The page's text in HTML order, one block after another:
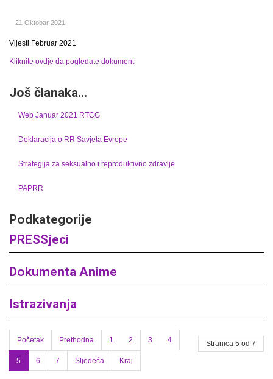
21 Oktobar 2021
Vijesti Februar 2021
Kliknite ovdje da pogledate dokument
Još članaka...
Web Januar 2021 RTCG
Deklaracija o RR Savjeta Evrope
Strategija za seksualno i reproduktivno zdravlje
PAPRR
Podkategorije
PRESSjeci
Dokumenta Anime
Istrazivanja
Stranica 5 od 7
Početak Prethodna 1 2 3 4
5 6 7 Sljedeća Kraj